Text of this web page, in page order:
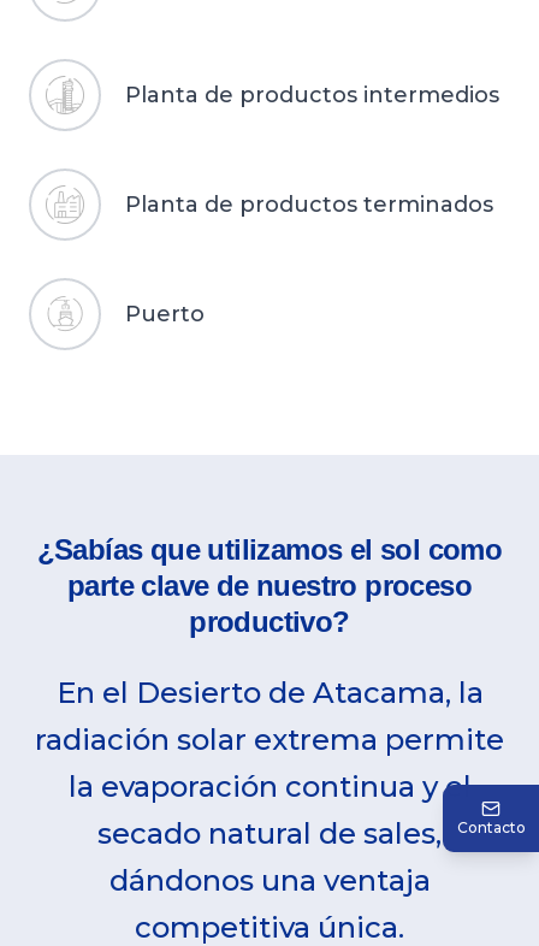
Planta de productos intermedios
Planta de productos terminados
Puerto
¿Sabías que utilizamos el sol como
parte clave de nuestro proceso
productivo?
En el Desierto de Atacama, la
radiación solar extrema permite
la evaporación continua y el
secado natural de sales,
dándonos una ventaja
competitiva única.
Contacto